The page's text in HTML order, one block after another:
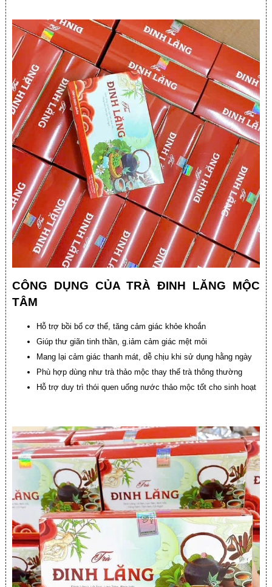
CÔNG DỤNG CỦA TRÀ ĐINH LĂNG MỘC
TÂM
Hỗ trợ bồi bổ cơ thể, tăng cảm giác khỏe khoắn
Giúp thư giãn tinh thần, g.iảm cảm giác mệt mỏi
Mang lại cảm giác thanh mát, dễ chịu khi sử dụng hằng ngày
Phù hợp dùng như trà thảo mộc thay thế trà thông thường
Hỗ trợ duy trì thói quen uống nước thảo mộc tốt cho sinh hoạt